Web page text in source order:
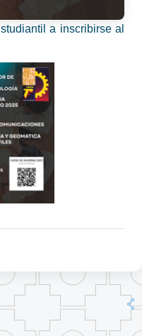
a inscribirse al